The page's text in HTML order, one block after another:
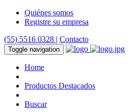
Quiénes somos
Registre su empresa
(55) 5516 0328 | Contacto
Toggle navigation
Home
Productos Destacados
Buscar